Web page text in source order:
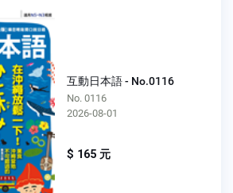
互動日本語 - No.0116
No. 0116
2026-08-01
$ 165 元